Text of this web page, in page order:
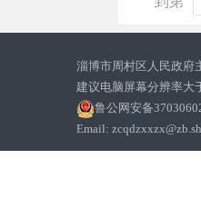
淄博市周村区人民政府
建议电脑屏幕分辨率大
鲁公网安备
Email: